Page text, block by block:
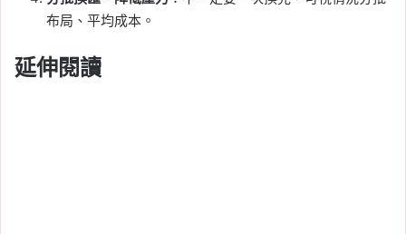
布局、平均成本。
延伸閱讀